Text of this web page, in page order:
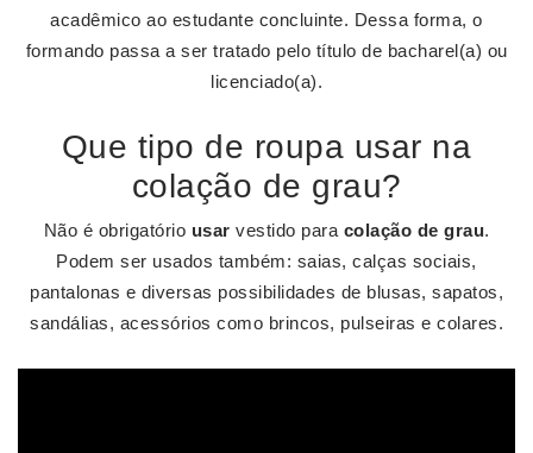
acadêmico ao estudante concluinte. Dessa forma, o
formando passa a ser tratado pelo título de bacharel(a) ou
licenciado(a).
Que tipo de roupa usar na
colação de grau?
Não é obrigatório usar vestido para colação de grau.
Podem ser usados também: saias, calças sociais,
pantalonas e diversas possibilidades de blusas, sapatos,
sandálias, acessórios como brincos, pulseiras e colares.